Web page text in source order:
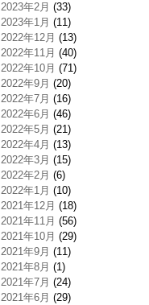
2023年2月 (33)
2023年1月 (11)
2022年12月 (13)
2022年11月 (40)
2022年10月 (71)
2022年9月 (20)
2022年7月 (16)
2022年6月 (46)
2022年5月 (21)
2022年4月 (13)
2022年3月 (15)
2022年2月 (6)
2022年1月 (10)
2021年12月 (18)
2021年11月 (56)
2021年10月 (29)
2021年9月 (11)
2021年8月 (1)
2021年7月 (24)
2021年6月 (29)